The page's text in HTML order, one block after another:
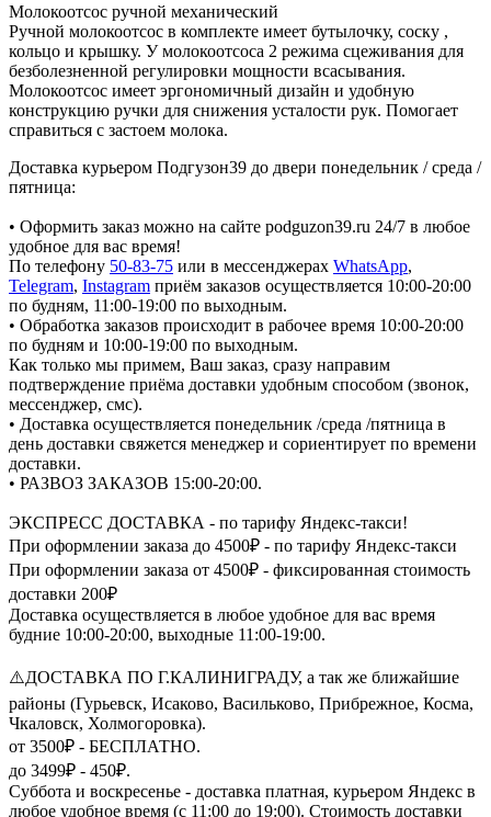
Молокоотсос ручной механический
Ручной молокоотсос в комплекте имеет бутылочку, соску ,
кольцо и крышку. У молокоотсоса 2 режима сцеживания для
безболезненной регулировки мощности всасывания.
Молокоотсос имеет эргономичный дизайн и удобную
конструкцию ручки для снижения усталости рук. Помогает
справиться с застоем молока.
Доставка курьером Подгузон39 до двери понедельник / среда /
пятница:
• Оформить заказ можно на сайте podguzon39.ru 24/7 в любое
удобное для вас время!
По телефону 50-83-75 или в мессенджерах WhatsApp,
Telegram, Instagram приём заказов осуществляется 10:00-20:00
по будням, 11:00-19:00 по выходным.
• Обработка заказов происходит в рабочее время 10:00-20:00
по будням и 10:00-19:00 по выходным.
Как только мы примем, Ваш заказ, сразу направим
подтверждение приёма доставки удобным способом (звонок,
мессенджер, смс).
• Доставка осуществляется понедельник /среда /пятница в
день доставки свяжется менеджер и сориентирует по времени
доставки.
• РАЗВОЗ ЗАКАЗОВ 15:00-20:00.
ЭКСПРЕСС ДОСТАВКА - по тарифу Яндекс-такси!
При оформлении заказа до 4500₽ - по тарифу Яндекс-такси
При оформлении заказа от 4500₽ - фиксированная стоимость
доставки 200₽
Доставка осуществляется в любое удобное для вас время
будние 10:00-20:00, выходные 11:00-19:00.
⚠️ДОСТАВКА ПО Г.КАЛИНИГРАДУ, а так же ближайшие
районы (Гурьевск, Исаково, Васильково, Прибрежное, Косма,
Чкаловск, Холмогоровка).
от 3500₽ - БЕСПЛАТНО.
до 3499₽ - 450₽.
Суббота и воскресенье - доставка платная, курьером Яндекс в
любое удобное время (с 11:00 до 19:00). Стоимость доставки